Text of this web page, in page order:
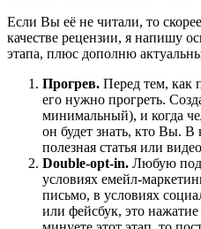
Если Вы её не читали, то
качестве рецензии, я напишу
этапа, плюс дополню
Прогрев. Перед тем, как
его нужно прогреть.
минимальный), и когда
он будет знать, кто Вы. В
полезная статья или
Double-opt-in. Любую
условиях емейл-
письмо, в условиях
или фейсбук, это